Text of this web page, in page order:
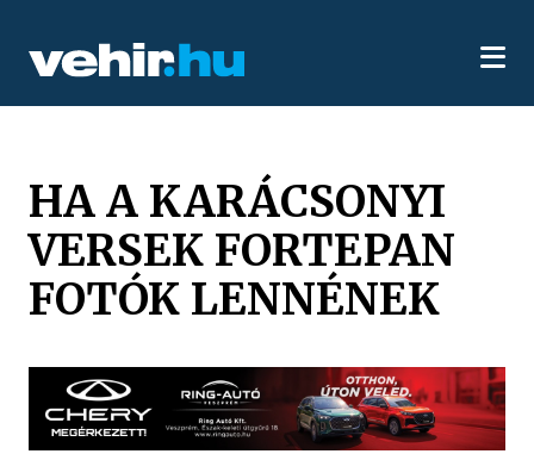
HA A KARÁCSONYI
VERSEK FORTEPAN
FOTÓK LENNÉNEK